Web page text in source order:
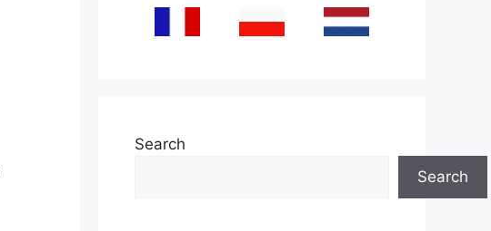
Search
Search